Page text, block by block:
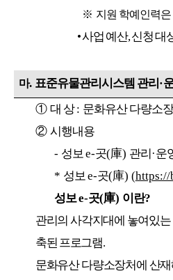
※ 지원 학예인력
•사업 예산,신청 대
마. 표준유물관리시스템 관리 ·
①대 상: 문화유산 다량소
②시행내용
- 성보e-곳(庫) 관리 ·운
* 성보e-곳(庫) (https://
성보e-곳(庫) 이란?
관리의 사각지대에 놓여있
축된 프로그램.
문화유산 다량소장처에 산